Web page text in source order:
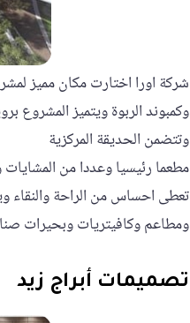
شركة اورا اختارت مكان مميز
وتتضمن الحديقة المركزية
مطعما رئيسيا وعددا من
تعطى احساس من الراحة والنقاء
ومطاعم وكافيتريات وبحيرات
تصميمات أبراج زيد